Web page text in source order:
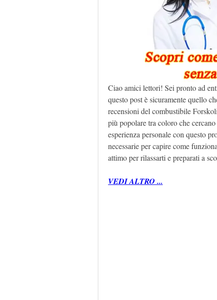
Ciao amici lettori! Sei pronto ad
questo post è sicuramente quello
recensioni del combustibile
più popolare tra coloro che
esperienza personale con questo
necessarie per capire come
attimo per rilassarti e preparati a
VEDI ALTRO ...